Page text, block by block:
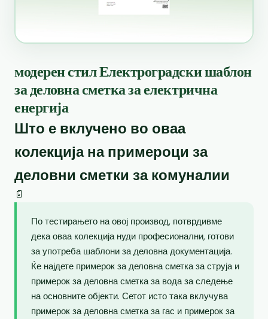
модерен стил Електроградски шаблон
за деловна сметка за електрична
енергија
Што е вклучено во оваа
колекција на примероци за
деловни сметки за комуналии
📄
По тестирањето на овој производ, потврдивме
дека оваа колекција нуди професионални, готови
за употреба шаблони за деловна документација.
Ќе најдете примерок за деловна сметка за струја и
примерок за деловна сметка за вода за следење
на основните објекти. Сетот исто така вклучува
примерок за деловна сметка за гас и примерок за